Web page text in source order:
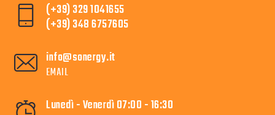
(+39) 329 1041655
(+39) 348 6757605
info@sonergy.it
EMAIL
Lunedì - Venerdì 07:00 - 16:30